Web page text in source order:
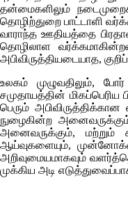
தன்மைகளிலும்
தொழிற்துறை பாட்டாளி
வாராந்த ஊதியத்தை
தொழிலாள
அபிவிருத்தியடையாத,
உலகம் முழுவதிலும்,
சமுதாயத்தின்
பெரும்
நுழைகின்ற
அனைவருக்கும், மற்றும்
ஆய்வுகளையும்,
அறிவுமையமாகவும்
முக்கிய அடி